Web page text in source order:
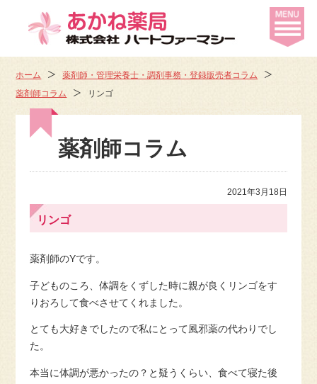
ホーム
薬剤師・管理栄養士・調剤事務・登録販売者コラム
薬剤師コラム
リンゴ
薬剤師コラム
2021年3月18日
リンゴ
薬剤師のYです。
子どものころ、体調をくずした時に親が良くリンゴをす
りおろして食べさせてくれました。
とても大好きでしたので私にとって風邪薬の代わりでし
た。
本当に体調が悪かったの？と疑うくらい、食べて寝た後